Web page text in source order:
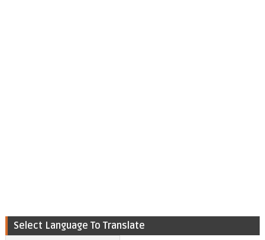
Select Language To Translate